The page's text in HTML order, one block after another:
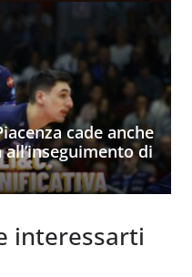
cade anche
di
interessarti